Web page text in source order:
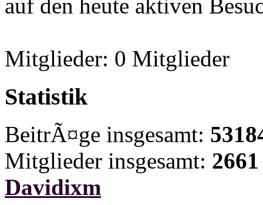
auf den heute aktiven
Mitglieder: 0 Mitglieder
Statistik
BeitrÃ¤ge insgesamt:
Mitglieder insgesamt: 2661
Davidixm